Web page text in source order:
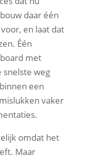
daar één
en laat dat
Één
met
weg
een
vaker
omdat het
Maar